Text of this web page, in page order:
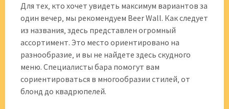
Для тех‚ кто хочет увидеть максимум вариантов за
один вечер‚ мы рекомендуем Beer Wall. Как следует
из названия‚ здесь представлен огромный
ассортимент. Это место ориентировано на
разнообразие‚ и вы не найдете здесь скудного
меню. Специалисты бара помогут вам
сориентироваться в многообразии стилей‚ от
блонд до квадрюпелей.